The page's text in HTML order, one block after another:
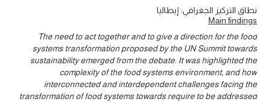
نطاق التركيز الجغرافي: إيطاليا
Main findings
The need to act together and to give a direction for the food
systems transformation proposed by the UN Summit towards
sustainability emerged from the debate. It was highlighted the
complexity of the food systems environment, and how
interconnected and interdependent challenges facing the
transformation of food systems towards require to be addressed